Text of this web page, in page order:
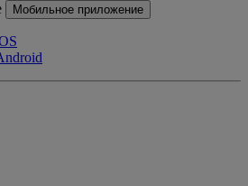
Мобильное приложение